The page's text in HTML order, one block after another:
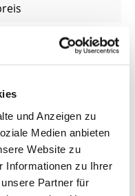
und Anzeigen zu
Medien anbieten
Website zu
Informationen zu Ihrer
Partner für
gewünschten